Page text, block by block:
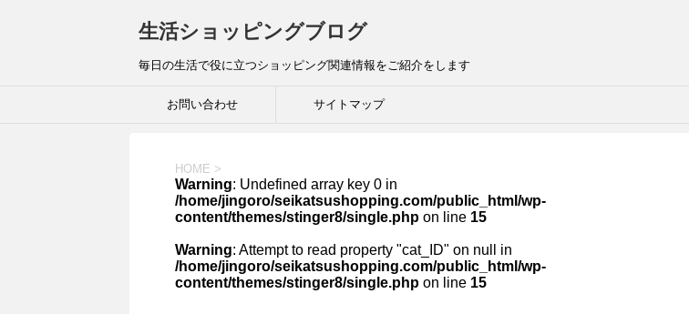
生活ショッピングブログ
毎日の生活で役に立つショッピング関連情報をご紹介をします
お問い合わせ サイトマップ
HOME >
Warning: Undefined array key 0 in
/home/jingoro/seikatsushopping.com/public_html/wp-
content/themes/stinger8/single.php on line 15
Warning: Attempt to read property "cat_ID" on null in
/home/jingoro/seikatsushopping.com/public_html/wp-
content/themes/stinger8/single.php on line 15